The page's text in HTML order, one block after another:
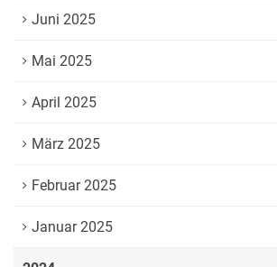
Juni 2025
Mai 2025
April 2025
März 2025
Februar 2025
Januar 2025